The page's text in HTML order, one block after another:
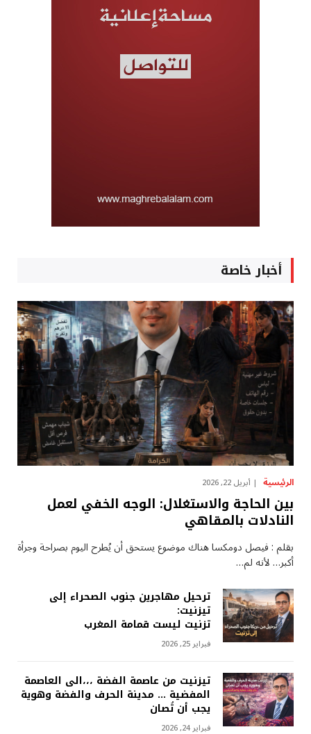
أخبار خاصة
الرئيسية أبريل 22, 2026
بين الحاجة والاستغلال: الوجه الخفي لعمل
النادلات بالمقاهي
بقلم : فيصل دومكسا هناك موضوع يستحق أن يُطرح اليوم بصراحة وجرأة
أكبر… لأنه لم…
ترحيل مهاجرين جنوب الصحراء إلى
تيزنيت:
تزنيت ليست قمامة المغرب
فبراير 25, 2026
تيزنيت من عاصمة الفضة ،،،الى العاصمة
المفضية … مدينة الحرف والفضة وهوية
يجب أن تُصان
فبراير 24, 2026